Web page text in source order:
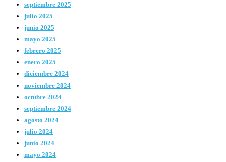
septiembre 2025
julio 2025
junio 2025
mayo 2025
febrero 2025
enero 2025
diciembre 2024
noviembre 2024
octubre 2024
septiembre 2024
agosto 2024
julio 2024
junio 2024
mayo 2024